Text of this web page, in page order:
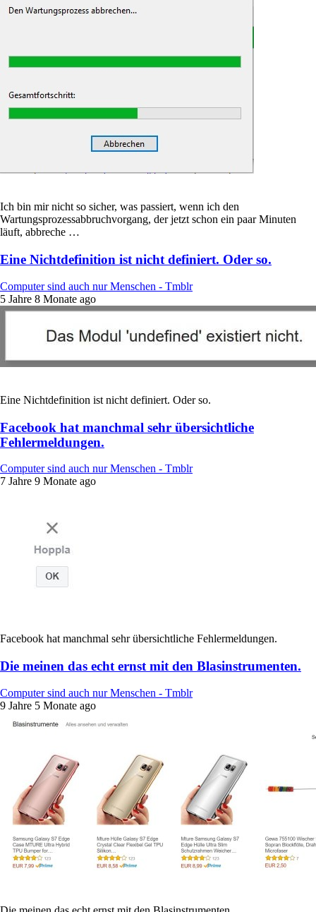
Ich bin mir nicht so sicher, was passiert, wenn ich den
Wartungsprozessabbruchvorgang, der jetzt schon ein paar Minuten
läuft, abbreche …
Eine Nichtdefinition ist nicht definiert. Oder so.
Computer sind auch nur Menschen - Tmblr
5 Jahre 8 Monate ago
Eine Nichtdefinition ist nicht definiert. Oder so.
Facebook hat manchmal sehr übersichtliche
Fehlermeldungen.
Computer sind auch nur Menschen - Tmblr
7 Jahre 9 Monate ago
Facebook hat manchmal sehr übersichtliche Fehlermeldungen.
Die meinen das echt ernst mit den Blasinstrumenten.
Computer sind auch nur Menschen - Tmblr
9 Jahre 5 Monate ago